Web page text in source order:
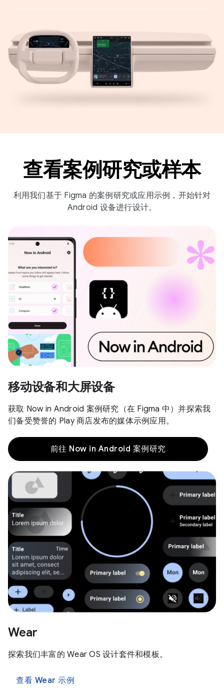
查看案例研究或样本
利用我们基于 Figma 的案例研究或应用示例，开始针对
Android 设备进行设计。
移动设备和大屏设备
获取 Now in Android 案例研究（在 Figma 中）并探索我
们备受赞誉的 Play 商店发布的媒体示例应用。
前往 Now in Android 案例研究
Wear
探索我们丰富的 Wear OS 设计套件和模板。
查看 Wear 示例